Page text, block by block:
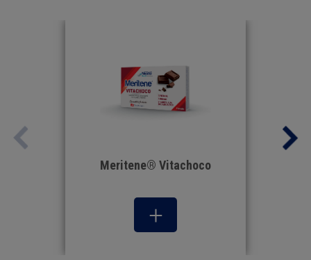
Meritene® Vitachoco